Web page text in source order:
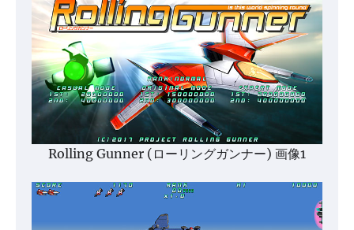
Rolling Gunner (ローリングガンナー) 画像1